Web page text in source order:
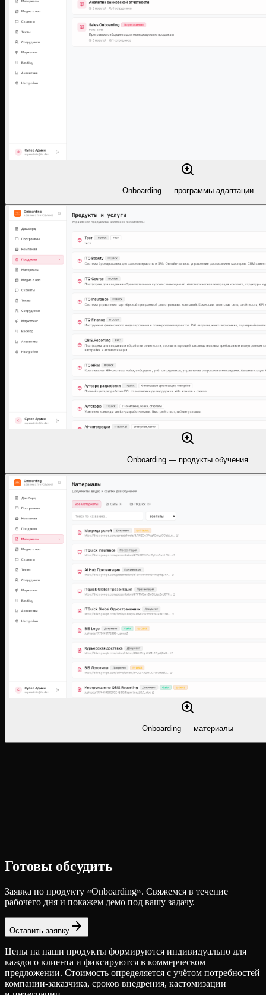
Onboarding — программы адаптации
Onboarding — продукты обучения
Onboarding — материалы
Готовы обсудить
Заявка по продукту «Onboarding». Свяжемся в течение
рабочего дня и покажем демо под вашу задачу.
Оставить заявку
Цены на наши продукты формируются индивидуально для
каждого клиента и фиксируются в коммерческом
предложении. Стоимость определяется с учётом потребностей
компании-заказчика, сроков внедрения, кастомизации